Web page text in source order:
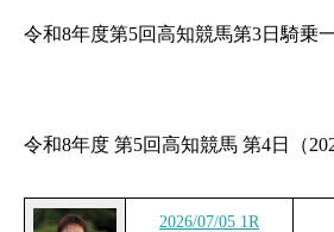
令和8年度第5回高知競馬第3日騎乗
令和8年度 第5回高知競馬 第4日（
2026/07/05 1R